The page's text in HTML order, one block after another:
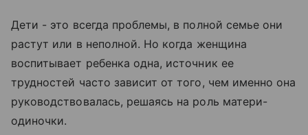
Дети - это всегда проблемы, в полной семье они
растут или в неполной. Но когда женщина
воспитывает ребенка одна, источник ее
трудностей часто зависит от того, чем именно она
руководствовалась, решаясь на роль матери-
одиночки.